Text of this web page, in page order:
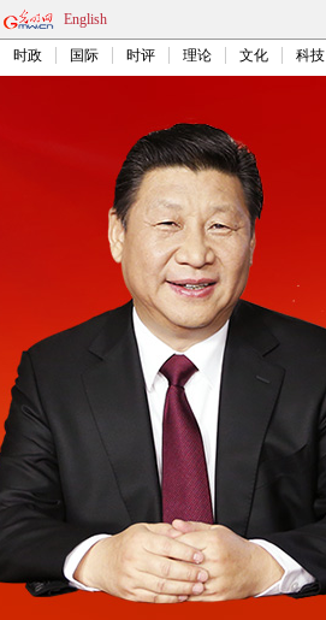
English
时政 国际 时评 理论 文化 科技